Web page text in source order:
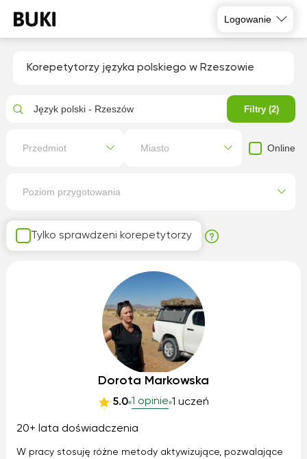
Logowanie
Korepetytorzy języka polskiego w Rzeszowie
Tylko sprawdzeni korepetytorzy
Dorota Markowska
5.0 1 opinie 1 uczeń
20+ lata doświadczenia
W pracy stosuję różne metody aktywizujące, pozwalające
Język polski - Rzeszów Filtry (2)
Przedmiot Miasto Online
Poziom przygotowania